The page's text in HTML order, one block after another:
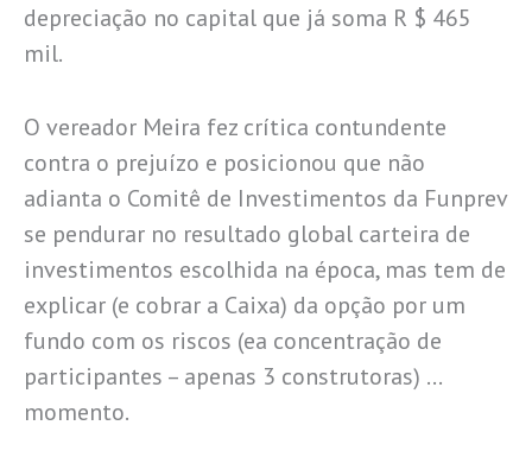
depreciação no capital que já soma R $ 465
mil.
O vereador Meira fez crítica contundente
contra o prejuízo e posicionou que não
adianta o Comitê de Investimentos da Funprev
se pendurar no resultado global carteira de
investimentos escolhida na época, mas tem de
explicar (e cobrar a Caixa) da opção por um
fundo com os riscos (ea concentração de
participantes – apenas 3 construtoras) …
momento.